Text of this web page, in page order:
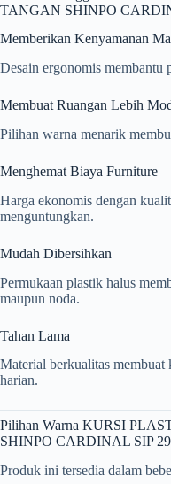
TANGAN SHINPO
Memberikan Kenyamanan
Desain ergonomis membantu
Membuat Ruangan Lebih
Pilihan warna menarik
Menghemat Biaya Furniture
Harga ekonomis dengan
menguntungkan.
Mudah Dibersihkan
Permukaan plastik halus
maupun noda.
Tahan Lama
Material berkualitas
harian.
Pilihan Warna KURSI
SHINPO CARDINAL SIP
Produk ini tersedia dalam